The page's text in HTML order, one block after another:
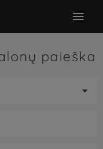

paieška